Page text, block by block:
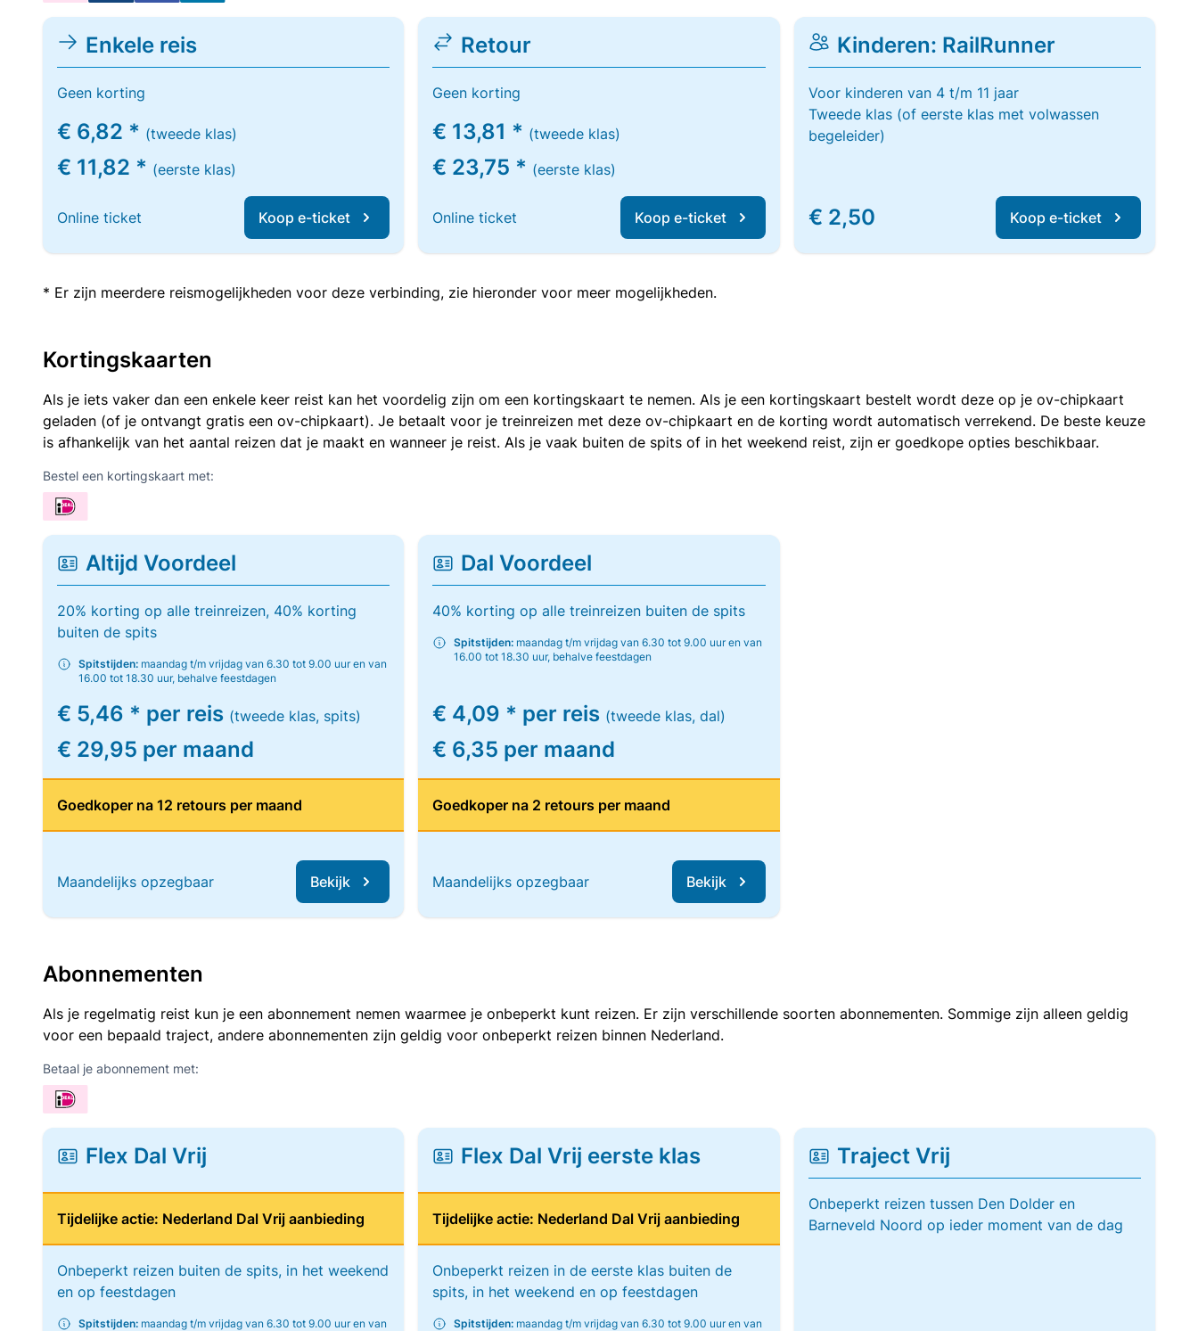
Enkele reis
Geen korting
€ 6,82 * (tweede klas)
€ 11,82 * (eerste klas)
Online ticket Koop e-ticket
Retour
Geen korting
€ 13,81 * (tweede klas)
€ 23,75 * (eerste klas)
Online ticket Koop e-ticket
Kinderen: RailRunner
Voor kinderen van 4 t/m 11 jaar
Tweede klas (of eerste klas met volwassen
begeleider)
€ 2,50 Koop e-ticket
* Er zijn meerdere reismogelijkheden voor deze verbinding, zie hieronder voor meer mogelijkheden.
Kortingskaarten
Als je iets vaker dan een enkele keer reist kan het voordelig zijn om een kortingskaart te nemen. Als je een kortingskaart bestelt wordt deze op je ov-chipkaart
geladen (of je ontvangt gratis een ov-chipkaart). Je betaalt voor je treinreizen met deze ov-chipkaart en de korting wordt automatisch verrekend. De beste keuze
is afhankelijk van het aantal reizen dat je maakt en wanneer je reist. Als je vaak buiten de spits of in het weekend reist, zijn er goedkope opties beschikbaar.
Bestel een kortingskaart met:
Altijd Voordeel
20% korting op alle treinreizen, 40% korting
buiten de spits
Spitstijden: maandag t/m vrijdag van 6.30 tot 9.00 uur en van
16.00 tot 18.30 uur, behalve feestdagen
€ 5,46 * per reis (tweede klas, spits)
€ 29,95 per maand
Goedkoper na 12 retours per maand
Maandelijks opzegbaar Bekijk
Dal Voordeel
40% korting op alle treinreizen buiten de spits
Spitstijden: maandag t/m vrijdag van 6.30 tot 9.00 uur en van
16.00 tot 18.30 uur, behalve feestdagen
€ 4,09 * per reis (tweede klas, dal)
€ 6,35 per maand
Goedkoper na 2 retours per maand
Maandelijks opzegbaar Bekijk
Abonnementen
Als je regelmatig reist kun je een abonnement nemen waarmee je onbeperkt kunt reizen. Er zijn verschillende soorten abonnementen. Sommige zijn alleen geldig
voor een bepaald traject, andere abonnementen zijn geldig voor onbeperkt reizen binnen Nederland.
Betaal je abonnement met:
Flex Dal Vrij
Tijdelijke actie: Nederland Dal Vrij aanbieding
Onbeperkt reizen buiten de spits, in het weekend
en op feestdagen
Spitstijden: maandag t/m vrijdag van 6.30 tot 9.00 uur en van
Flex Dal Vrij eerste klas
Tijdelijke actie: Nederland Dal Vrij aanbieding
Onbeperkt reizen in de eerste klas buiten de
spits, in het weekend en op feestdagen
Spitstijden: maandag t/m vrijdag van 6.30 tot 9.00 uur en van
Traject Vrij
Onbeperkt reizen tussen Den Dolder en
Barneveld Noord op ieder moment van de dag